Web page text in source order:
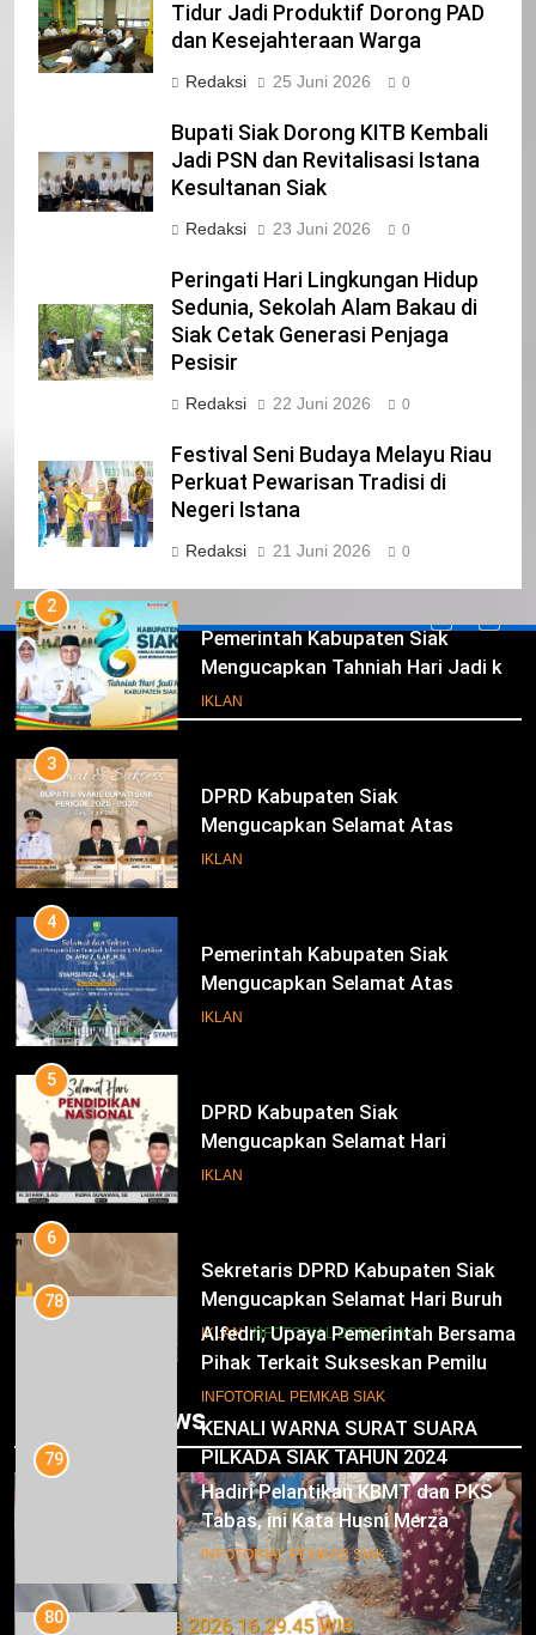
Tidur Jadi Produktif Dorong PAD
dan Kesejahteraan Warga
Redaksi 25 Juni 2026 0
Bupati Siak Dorong KITB Kembali
Jadi PSN dan Revitalisasi Istana
Kesultanan Siak
Redaksi 23 Juni 2026 0
Peringati Hari Lingkungan Hidup
Sedunia, Sekolah Alam Bakau di
Siak Cetak Generasi Penjaga
Pesisir
Redaksi 22 Juni 2026 0
Festival Seni Budaya Melayu Riau
Perkuat Pewarisan Tradisi di
Negeri Istana
Redaksi 21 Juni 2026 0
Iklan
Iklan Pemerintah Kabupaten Siak
NORMAN SILITONGA CALEG DPRD
PROVINSI DKI JAKARTA
IKLAN
NURGARAHA HARPAL NOVTEN, SH
CALON ANGGOTA DPRD PROVINSI
Pimpinan Beserta Anggota DPRD
Kabupaten Siak Mengucapkan
IKLAN
2
Pemerintah Kabupaten Siak
Mengucapkan Tahniah Hari Jadi ke-
26 Kabupaten Siak
IKLAN
3
DPRD Kabupaten Siak
Mengucapkan Selamat Atas
Pengambilan Sumpah Jabatan
IKLAN
4
Pemerintah Kabupaten Siak
Mengucapkan Selamat Atas
Pengambilan Sumpah Jabatan
IKLAN
5
DPRD Kabupaten Siak
Mengucapkan Selamat Hari
Pendidikan Nasional
IKLAN
6
Sekretaris DPRD Kabupaten Siak
Mengucapkan Selamat Hari Buruh
IKLAN INFOTORIAL DPRD SIAK
KENALI WARNA SURAT SUARA
PILKADA SIAK TAHUN 2024
IKLAN
Mari Sukseskan Pilkada Serentak
Tahun 2024
Trending News
78
Alfedri; Upaya Pemerintah Bersama
Pihak Terkait Sukseskan Pemilu
2024
INFOTORIAL PEMKAB SIAK
79
Hadiri Pelantikan KBMT dan PKS
Tabas, ini Kata Husni Merza
INFOTORIAL PEMKAB SIAK
80